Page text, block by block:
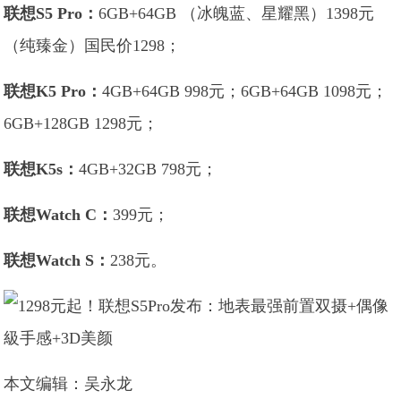
联想S5 Pro：6GB+64GB （冰魄蓝、星耀黑）1398元
（纯臻金）国民价1298；
联想K5 Pro：4GB+64GB 998元；6GB+64GB 1098元；
6GB+128GB 1298元；
联想K5s：4GB+32GB 798元；
联想Watch C：399元；
联想Watch S：238元。
本文编辑：吴永龙